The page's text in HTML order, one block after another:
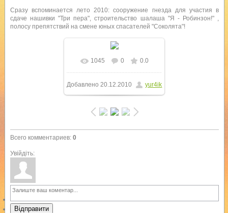
Сразу вспоминается лето 2010: сооружение гнезда для участия в
сдаче нашивки "Три пера", строительство шалаша "Я - Робинзон!" ,
полосу препятствий на смене юных спасателей "Соколята"!
В реальном размере
1280x957/ 309.7Kb
1045 0 0.0
Добавлено 20.12.2010 yur4ik
Всего комментариев: 0
Увійдіть:
Відправити